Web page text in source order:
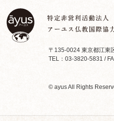
〒135-0024 東京都江東
TEL：03-3820-5831 /
© ayus All Rights